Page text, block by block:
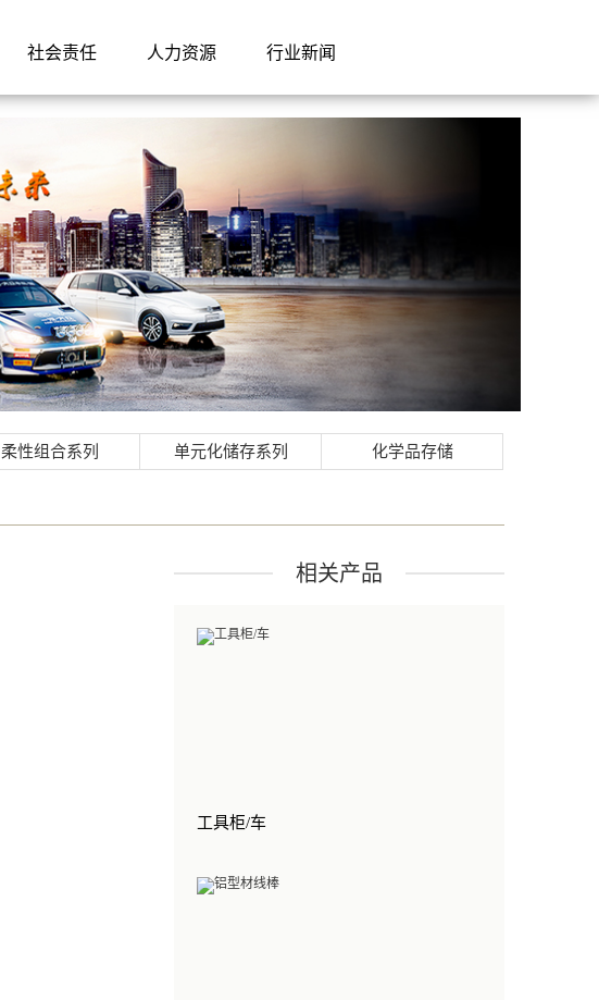
社会责任 人力资源 行业新闻
柔性组合系列 单元化储存系列 化学品存储
相关产品
工具柜/车